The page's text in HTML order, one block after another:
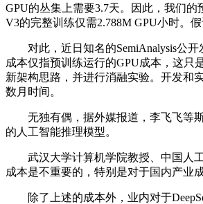
GPU的丛集上需要3.7天。因此，我们
V3的完整训练仅需2.788M GPU小时。
对此，近日知名的SemiAnalysis公开发
成本仅指预训练运行的GPU成本，这只
新架构思路，并进行消融实验。开发和
数月时间。
无独有偶，据外媒报道，李飞飞等斯
的人工智能推理模型。
武汉大学计算机学院教授、中国人工
成本是不重要的，特别是对于国内产业
除了上述的成本外，业内对于